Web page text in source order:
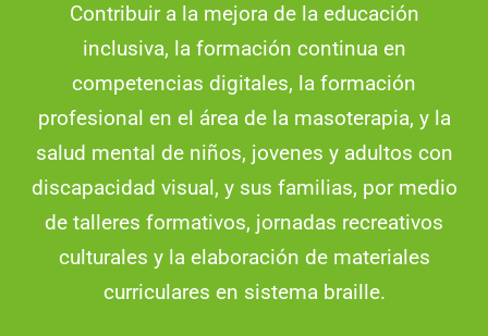
Contribuir a la mejora de la educación
inclusiva, la formación continua en
competencias digitales, la formación
profesional en el área de la masoterapia, y la
salud mental de niños, jovenes y adultos con
discapacidad visual, y sus familias, por medio
de talleres formativos, jornadas recreativos
culturales y la elaboración de materiales
curriculares en sistema braille.